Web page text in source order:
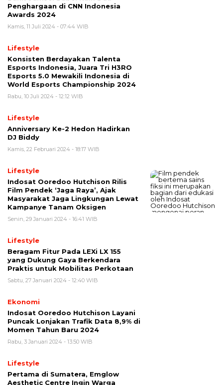
Penghargaan di CNN Indonesia
Awards 2024
Kamis, 11 Juli 2024 - 07:44 WIB
Lifestyle
Konsisten Berdayakan Talenta
Esports Indonesia, Juara Tri H3RO
Esports 5.0 Mewakili Indonesia di
World Esports Championship 2024
Rabu, 10 Juli 2024 - 12:12 WIB
Lifestyle
Anniversary Ke-2 Hedon Hadirkan
DJ Biddy
Kamis, 22 Februari 2024 - 18:17 WIB
Lifestyle
Indosat Ooredoo Hutchison Rilis
Film Pendek ‘Jaga Raya’, Ajak
Masyarakat Jaga Lingkungan Lewat
Kampanye Tanam Oksigen
Senin, 29 Januari 2024 - 16:41 WIB
Lifestyle
Beragam Fitur Pada LEXi LX 155
yang Dukung Gaya Berkendara
Praktis untuk Mobilitas Perkotaan
Sabtu, 27 Januari 2024 - 12:40 WIB
Ekonomi
Indosat Ooredoo Hutchison Layani
Puncak Lonjakan Trafik Data 8,9% di
Momen Tahun Baru 2024
Rabu, 3 Januari 2024 - 13:50 WIB
Lifestyle
Pertama di Sumatera, Emglow
Aesthetic Centre Ingin Warga